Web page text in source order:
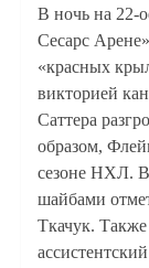
В ночь на 22-
Сесарс
«красных
викторией
Саттера
образом,
сезоне НХЛ. В
шайбами
Ткачук.